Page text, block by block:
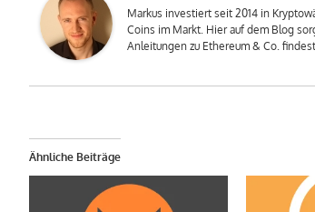
Markus investiert seit 2014 in
Coins im Markt. Hier auf dem Blog
Anleitungen zu Ethereum & Co. findest.
Ähnliche Beiträge